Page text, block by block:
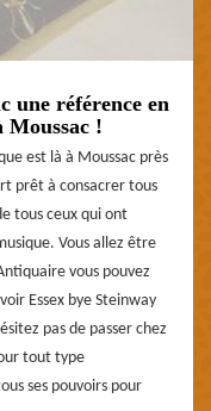
une référence en
Moussac !
est là à Moussac près
prêt à consacrer tous
tous ceux qui ont
Vous allez être
vous pouvez
Essex bye Steinway
pas de passer chez
tout type
ses pouvoirs pour